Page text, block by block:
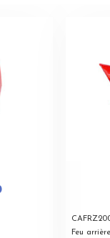
Feu arrière